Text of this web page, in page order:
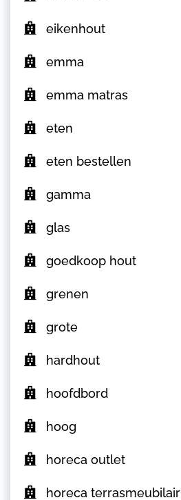
eikenhout
emma
emma matras
eten
eten bestellen
gamma
glas
goedkoop hout
grenen
grote
hardhout
hoofdbord
hoog
horeca outlet
horeca terrasmeubilair